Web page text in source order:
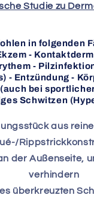
Studie zu
in folgenden
-
-
- Entzündung -
bei
Schwitzen
aus
der Außenseite,
verhindern
überkreuzten